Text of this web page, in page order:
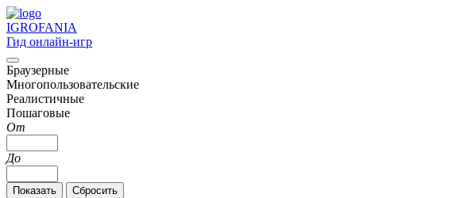
IGROFANIA
Гид онлайн-игр
Браузерные
Многопользовательские
Реалистичные
Пошаговые
От
До